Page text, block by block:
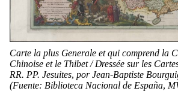
Carte la plus Generale et qui comprend la
Chinoise et le Thibet / Dressée sur les
RR. PP. Jesuites, por Jean-Baptiste
(Fuente: Biblioteca Nacional de España,